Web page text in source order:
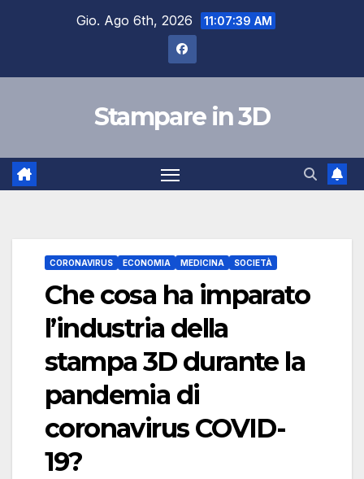
Gio. Ago 6th, 2026 11:07:40 AM
Stampare in 3D
CORONAVIRUS ECONOMIA MEDICINA SOCIETÀ
Che cosa ha imparato
l’industria della
stampa 3D durante la
pandemia di
coronavirus COVID-
19?